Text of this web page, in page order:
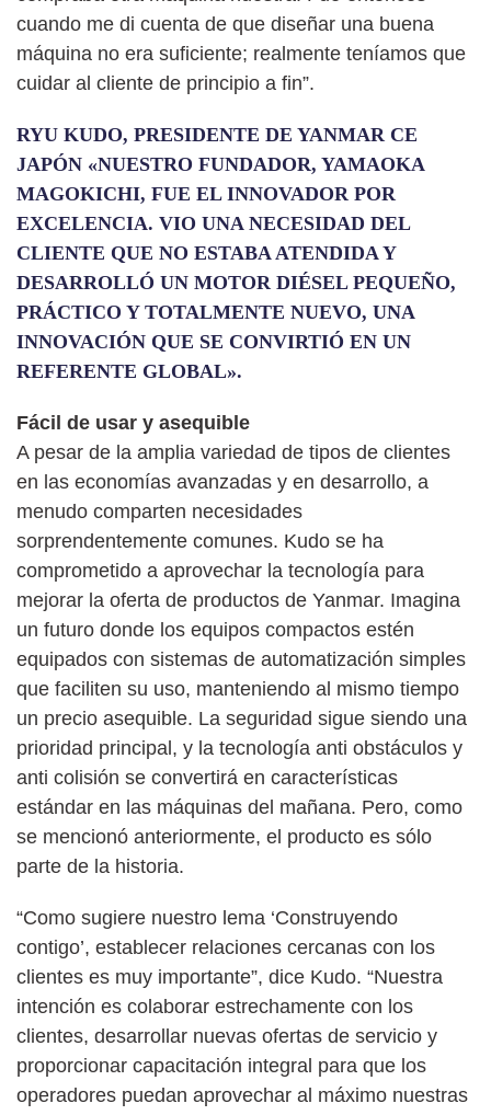
cuando me di cuenta de que diseñar una buena
máquina no era suficiente; realmente teníamos que
cuidar al cliente de principio a fin”.
RYU KUDO, PRESIDENTE DE YANMAR CE
JAPÓN «NUESTRO FUNDADOR, YAMAOKA
MAGOKICHI, FUE EL INNOVADOR POR
EXCELENCIA. VIO UNA NECESIDAD DEL
CLIENTE QUE NO ESTABA ATENDIDA Y
DESARROLLÓ UN MOTOR DIÉSEL PEQUEÑO,
PRÁCTICO Y TOTALMENTE NUEVO, UNA
INNOVACIÓN QUE SE CONVIRTIÓ EN UN
REFERENTE GLOBAL».
Fácil de usar y asequible
A pesar de la amplia variedad de tipos de clientes
en las economías avanzadas y en desarrollo, a
menudo comparten necesidades
sorprendentemente comunes. Kudo se ha
comprometido a aprovechar la tecnología para
mejorar la oferta de productos de Yanmar. Imagina
un futuro donde los equipos compactos estén
equipados con sistemas de automatización simples
que faciliten su uso, manteniendo al mismo tiempo
un precio asequible. La seguridad sigue siendo una
prioridad principal, y la tecnología anti obstáculos y
anti colisión se convertirá en características
estándar en las máquinas del mañana. Pero, como
se mencionó anteriormente, el producto es sólo
parte de la historia.
“Como sugiere nuestro lema ‘Construyendo
contigo’, establecer relaciones cercanas con los
clientes es muy importante”, dice Kudo. “Nuestra
intención es colaborar estrechamente con los
clientes, desarrollar nuevas ofertas de servicio y
proporcionar capacitación integral para que los
operadores puedan aprovechar al máximo nuestras